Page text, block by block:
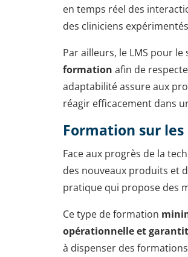
en temps réel des
des cliniciens
Par ailleurs, le LMS pour
formation afin de
adaptabilité assure aux
réagir efficacement dans
Formation sur
Face aux progrès de la
des nouveaux produits et
pratique qui propose des
Ce type de formation
opérationnelle et
à dispenser des